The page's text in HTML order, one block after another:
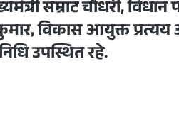
सम्राट चौधरी, विधान
विकास आयुक्त
उपस्थित रहे.